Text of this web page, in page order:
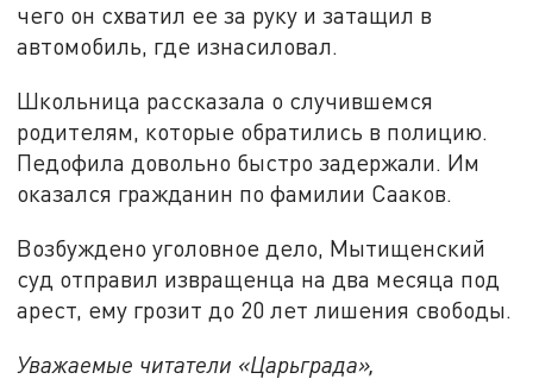
чего он схватил ее за руку и затащил в
автомобиль, где изнасиловал.
Школьница рассказала о случившемся
родителям, которые обратились в полицию.
Педофила довольно быстро задержали. Им
оказался гражданин по фамилии Сааков.
Возбуждено уголовное дело, Мытищенский
суд отправил извращенца на два месяца под
арест, ему грозит до 20 лет лишения свободы.
Уважаемые читатели «Царьграда»,